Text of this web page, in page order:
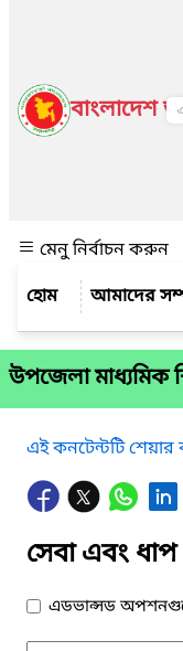
বাংলাদেশ
মেনু নির্বাচন করুন
আমাদের
উপজেলা মাধ্যমিক
এই কনটেন্টটি
সেবা এবং ধাপ
এডভান্সড